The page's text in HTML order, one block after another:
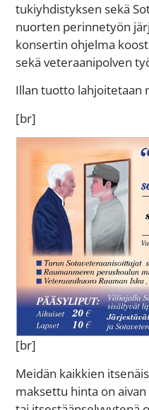
tukiyhdistyksen sekä
nuorten perinnetyön
konsertin ohjelma
sekä veteraanipolven
Illan tuotto lahjoitetaan
[br]
[br]
Meidän kaikkien
maksettu hinta on